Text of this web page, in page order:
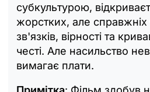
субкультурою,
жорстких, але справжніх
зв'язків, вірності та
честі. Але насильство
вимагає плати.